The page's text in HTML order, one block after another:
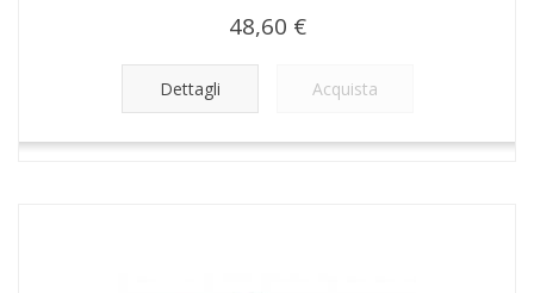
48,60 €
Dettagli Acquista